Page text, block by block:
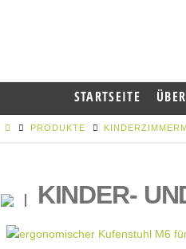
STARTSEITE
PRODUKTE
KINDER-